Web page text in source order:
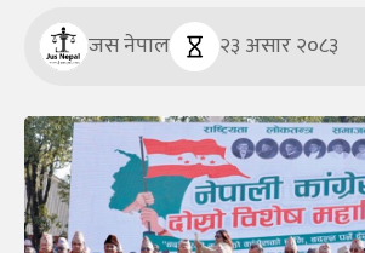
जस नेपाल २३ असार २०८३